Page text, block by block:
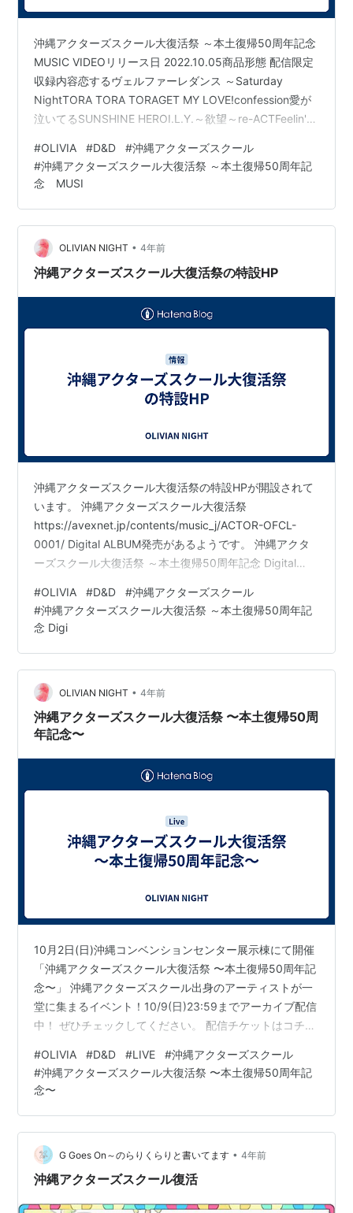
沖縄アクターズスクール大復活祭 ～本土復帰50周年記念
MUSIC VIDEOリリース日 2022.10.05商品形態 配信限定
収録内容恋するヴェルファーレダンス ～Saturday
NightTORA TORA TORAGET MY LOVE!confession愛が
泣いてるSUNSHINE HEROI.L.Y.～欲望～re-ACTFeelin'
Something～Crazy Beat Goes On!パラシュータージャカ
ジャカジャンケンポンI WANT YOU BACKEverlasting
#OLIVIA #D&D #沖縄アクターズスクール
#沖縄アクターズスクール大復活祭 ～本土復帰50周年記
念 MUSI
OLIVIAN NIGHT • 4年前
沖縄アクターズスクール大復活祭の特設HP
沖縄アクターズスクール大復活祭の特設HPが開設されて
います。 沖縄アクターズスクール大復活祭
https://avexnet.jp/contents/music_j/ACTOR-OFCL-
0001/ Digital ALBUM発売があるようです。 沖縄アクタ
ーズスクール大復活祭 ～本土復帰50周年記念 Digital
OFCL-0001/discography/10348442022/09/28配信限
定アルバム www.youtube.com 上の映像によると、D&D
関係では以下の曲が入っているようです…
#OLIVIA #D&D #沖縄アクターズスクール
#沖縄アクターズスクール大復活祭 ～本土復帰50周年記
念 Digi
OLIVIAN NIGHT • 4年前
沖縄アクターズスクール大復活祭 〜本土復帰50周
年記念〜
10月2日(日)沖縄コンベンションセンター展示棟にて開催
「沖縄アクターズスクール大復活祭 〜本土復帰50周年記
念〜」 沖縄アクターズスクール出身のアーティストが一
堂に集まるイベント！10/9(日)23:59までアーカイブ配信
中！ ぜひチェックしてください。 配信チケットはコチラ
スクール大復活祭〜本土復帰50周年記念〜日程：2022年
10月2日(日)会場：沖縄コンベンションセンター展示棟時
込）配信3,000円（税込）年齢制限:保護者1名につき未…
#OLIVIA #D&D #LIVE #沖縄アクターズスクール
#沖縄アクターズスクール大復活祭 〜本土復帰50周年記
念〜
G Goes On～のらりくらりと書いてます • 4年前
沖縄アクターズスクール復活